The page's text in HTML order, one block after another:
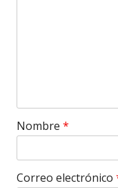
Nombre *
Correo electrónico